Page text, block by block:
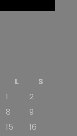
L
S
1
2
8
9
15
16